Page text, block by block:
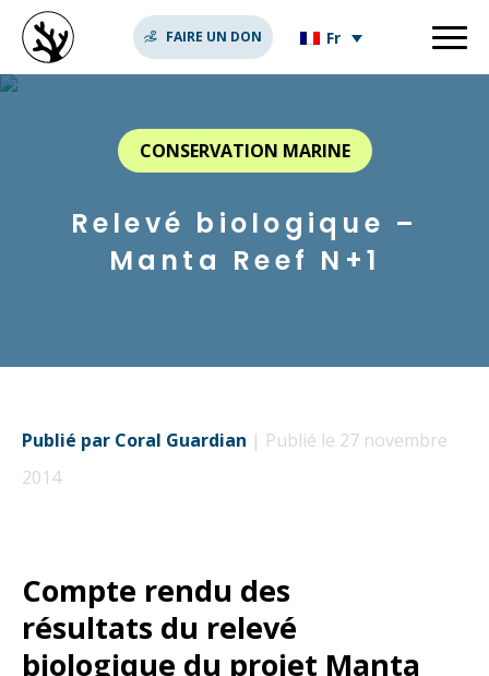
FAIRE UN DON Fr
CONSERVATION MARINE
Relevé biologique –
Manta Reef N+1
Publié par Coral Guardian | Publié le 27 novembre
2014
Compte rendu des
résultats du relevé
biologique du projet Manta